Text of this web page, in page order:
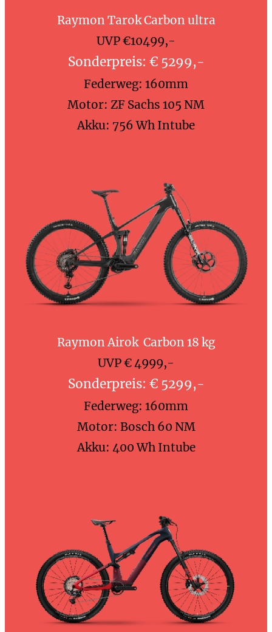
Raymon Tarok Carbon ultra
UVP €10499,-
Sonderpreis: € 5299,-
Federweg: 160mm
Motor: ZF Sachs 105 NM
Akku: 756 Wh Intube
Raymon Airok Carbon 18 kg
UVP € 4999,-
Sonderpreis: € 5299,-
Federweg: 160mm
Motor: Bosch 60 NM
Akku: 400 Wh Intube